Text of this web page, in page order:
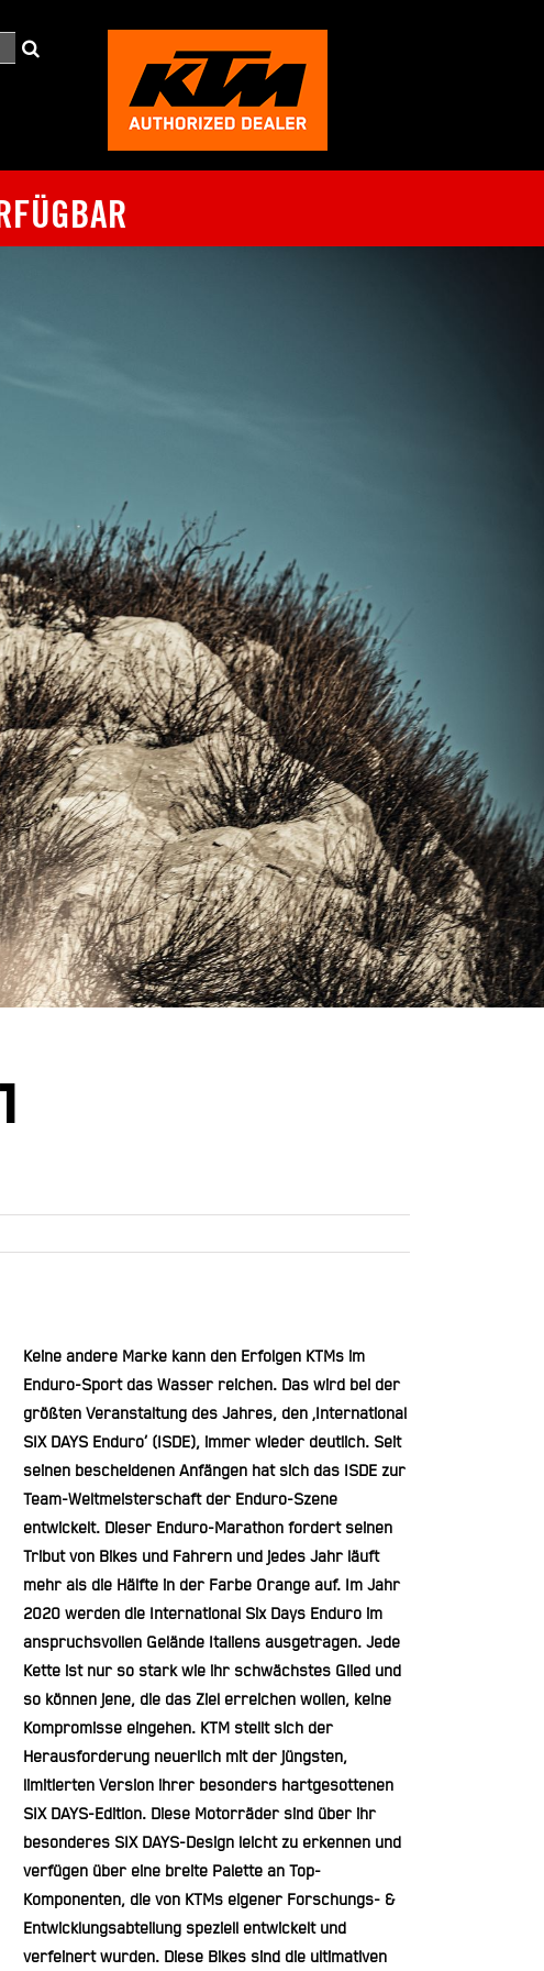
Keine andere Marke kann den Erfolgen KTMs im
Enduro-Sport das Wasser reichen. Das wird bei der
größten Veranstaltung des Jahres, den ‚International
SIX DAYS Enduro‘ (ISDE), immer wieder deutlich. Seit
seinen bescheidenen Anfängen hat sich das ISDE zur
Team-Weltmeisterschaft der Enduro-Szene
entwickelt. Dieser Enduro-Marathon fordert seinen
Tribut von Bikes und Fahrern und jedes Jahr läuft
mehr als die Hälfte in der Farbe Orange auf. Im Jahr
2020 werden die International Six Days Enduro im
anspruchsvollen Gelände Italiens ausgetragen. Jede
Kette ist nur so stark wie ihr schwächstes Glied und
so können jene, die das Ziel erreichen wollen, keine
Kompromisse eingehen. KTM stellt sich der
Herausforderung neuerlich mit der jüngsten,
limitierten Version ihrer besonders hartgesottenen
SIX DAYS-Edition. Diese Motorräder sind über ihr
besonderes SIX DAYS-Design leicht zu erkennen und
verfügen über eine breite Palette an Top-
Komponenten, die von KTMs eigener Forschungs- &
Entwicklungsabteilung speziell entwickelt und
verfeinert wurden. Diese Bikes sind die ultimativen